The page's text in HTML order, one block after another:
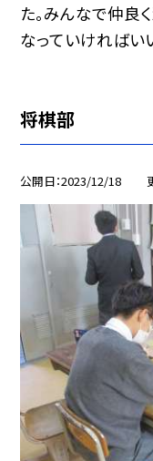
た。みんなで仲良
なっていければい
将棋部
公開日 2023/12/18